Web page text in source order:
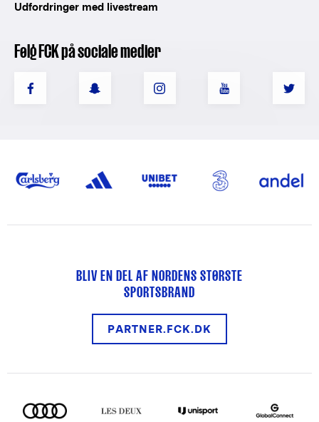
Udfordringer med livestream
Følg FCK på sociale medier
BLIV EN DEL AF NORDENS STØRSTE
SPORTSBRAND
PARTNER.FCK.DK